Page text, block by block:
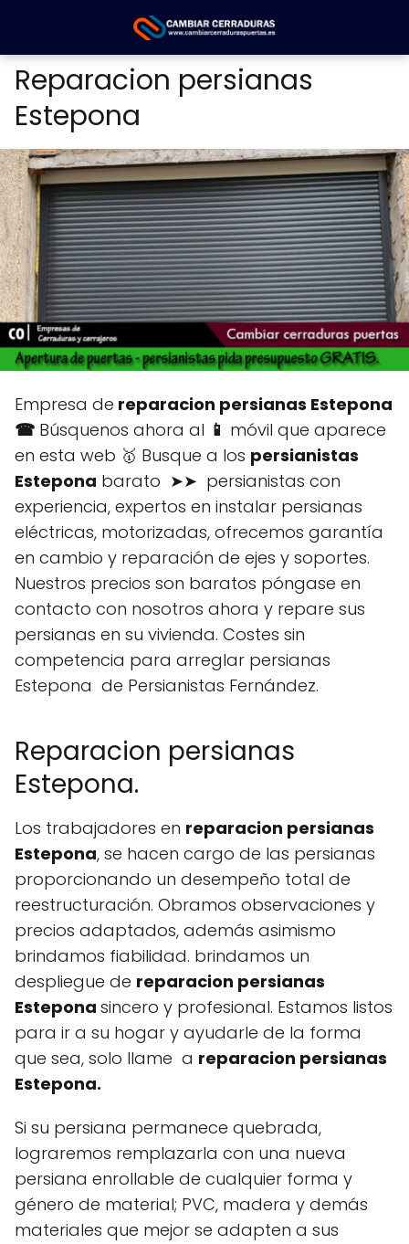
Reparacion persianas
Estepona
Empresa de reparacion persianas Estepona
☎ Búsquenos ahora al 📱 móvil que aparece
en esta web 🥇 Busque a los persianistas
Estepona barato ➤➤ persianistas con
experiencia, expertos en instalar persianas
eléctricas, motorizadas, ofrecemos garantía
en cambio y reparación de ejes y soportes.
Nuestros precios son baratos póngase en
contacto con nosotros ahora y repare sus
persianas en su vivienda. Costes sin
competencia para arreglar persianas
Estepona de Persianistas Fernández.
Reparacion persianas
Estepona.
Los trabajadores en reparacion persianas
Estepona, se hacen cargo de las persianas
proporcionando un desempeño total de
reestructuración. Obramos observaciones y
precios adaptados, además asimismo
brindamos fiabilidad. brindamos un
despliegue de reparacion persianas
Estepona sincero y profesional. Estamos listos
para ir a su hogar y ayudarle de la forma
que sea, solo llame a reparacion persianas
Estepona.
Si su persiana permanece quebrada,
lograremos remplazarla con una nueva
persiana enrollable de cualquier forma y
género de material; PVC, madera y demás
materiales que mejor se adapten a sus